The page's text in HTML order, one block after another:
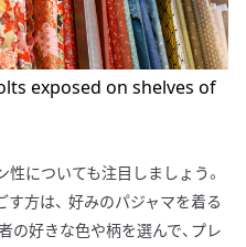
exposed on shelves of
についても注目しましょう。
方は、 好みのパジャマを着る
の好きな色や柄を選んで、プレ